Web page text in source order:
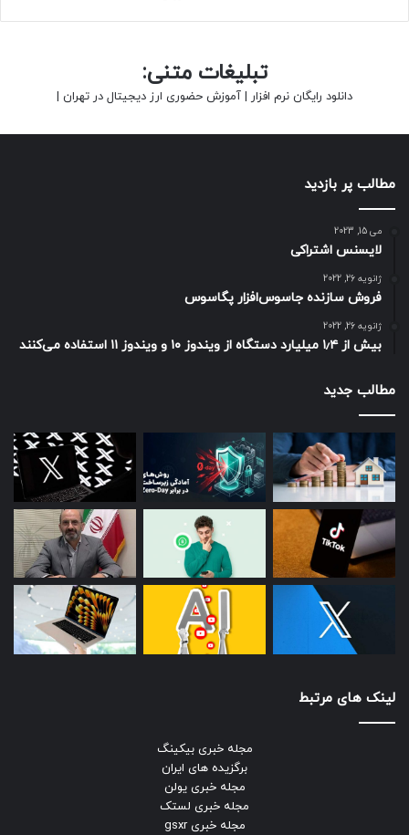
تبلیغات متنی:
دانلود رایگان نرم افزار | آموزش حضوری ارز دیجیتال در تهران |
مطالب پر بازدید
می 15, 2023
لایسنس اشتراکی
ژانویه 26, 2022
فروش سازنده جاسوس‌افزار پگاسوس
ژانویه 26, 2022
بیش از ۱٫۴ میلیارد دستگاه از ویندوز ۱۰ و ویندوز ۱۱ استفاده می‌کنند
مطالب جدید
لینک های مرتبط
مجله خبری بیکینگ
برگزیده های ایران
مجله خبری یولن
مجله خبری لستک
مجله خبری gsxr